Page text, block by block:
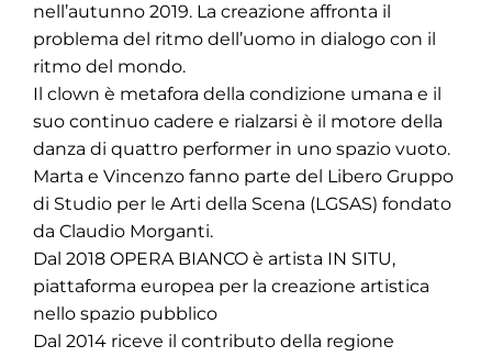
nell’autunno 2019. La creazione affronta il
problema del ritmo dell’uomo in dialogo con il
ritmo del mondo.
Il clown è metafora della condizione umana e il
suo continuo cadere e rialzarsi è il motore della
danza di quattro performer in uno spazio vuoto.
Marta e Vincenzo fanno parte del Libero Gruppo
di Studio per le Arti della Scena (LGSAS) fondato
da Claudio Morganti.
Dal 2018 OPERA BIANCO è artista IN SITU,
piattaforma europea per la creazione artistica
nello spazio pubblico
Dal 2014 riceve il contributo della regione